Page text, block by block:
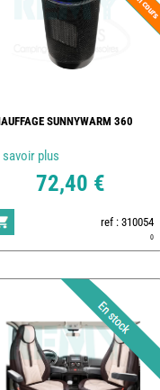
SUNNYWARM 360
savoir plus
72,40 €
ref : 310054
0